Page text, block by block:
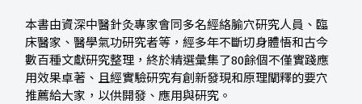
本書由資深中醫針灸專家會同多名經絡腧穴研究人員、臨
床醫家、醫學氣功研究者等，經多年不斷切身體悟和古今
數百種文獻研究整理，終於精選彙集了80餘個不僅實踐應
用效果卓著、且經實驗研究有創新發現和原理闡釋的要穴
推薦給大家，以供開發、應用與研究。